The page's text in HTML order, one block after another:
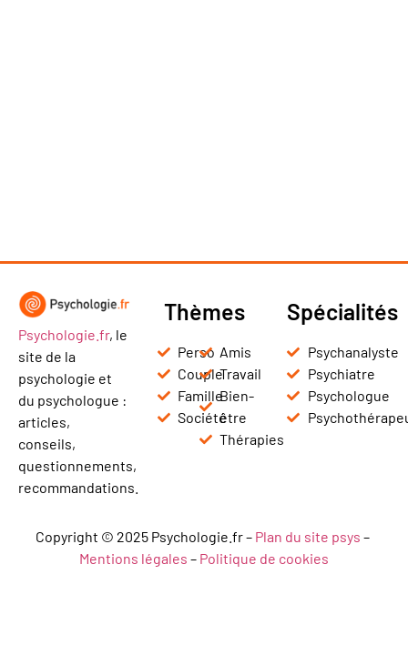
Psychologie.fr, le
site de la
psychologie et
du psychologue :
articles,
conseils,
questionnements,
recommandations.
Thèmes
Perso
Couple
Famille
Société
Amis
Travail
Bien-
être
Thérapies
Spécialités
Psychanalyste
Psychiatre
Psychologue
Copyright © 2025 Psychologie.fr – Plan du site psys –
Mentions légales – Politique de cookies